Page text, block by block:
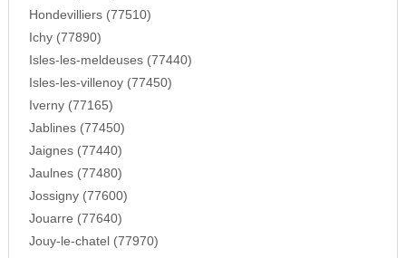
Hondevilliers (77510)
Ichy (77890)
Isles-les-meldeuses (77440)
Isles-les-villenoy (77450)
Iverny (77165)
Jablines (77450)
Jaignes (77440)
Jaulnes (77480)
Jossigny (77600)
Jouarre (77640)
Jouy-le-chatel (77970)